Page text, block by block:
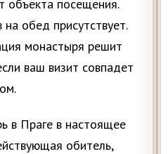
объекта посещения.
обед присутствует.
монастыря решит
ваш визит совпадет
в Праге в настоящее
обитель,